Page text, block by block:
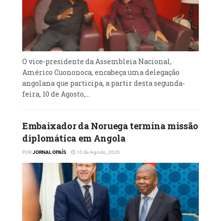
religioso, porém de um mais velho que pode
apresentar os seus conselhos. A este
respeito, disse ter dado alguns conselhos que
o poderão fortalecer cada vez mais e
também servirão de lições ao Presidente do
MPLA
O vice-presidente da Assembleia Nacional,
Américo Cuononoca, encabeça uma delegação
angolana que participa, a partir desta segunda-
feira, 10 de Agosto,...
Embaixador da Noruega termina missão
diplomática em Angola
PORJORNAL OPAÍS 10 de Agosto, 2026